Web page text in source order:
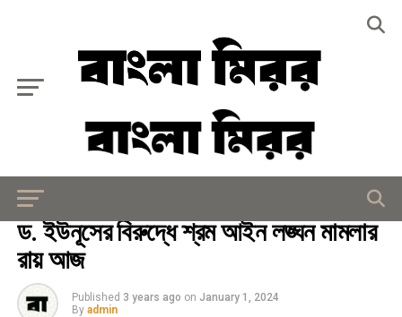
আইন - আদালত
ড. ইউনূসের বিরুদ্ধে শ্রম আইন লঙ্ঘন মামলার
রায় আজ
Published 3 years ago on January 1, 2024
By admin